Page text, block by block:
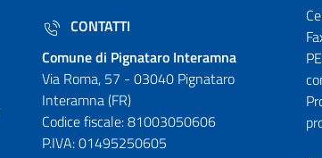
CONTATTI
Comune di Pignataro Interamna
Via Roma, 57 - 03040 Pignataro
Interamna (FR)
Codice fiscale: 81003050606
P.IVA: 01495250605